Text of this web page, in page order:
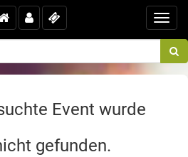
Event wurde
gefunden.